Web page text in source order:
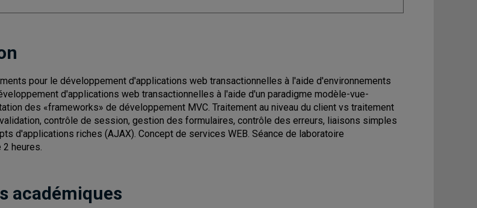
pour le développement d'applications web transactionnelles à l'aide d'environnements
d'applications web transactionnelles à l'aide d'un paradigme modèle-vue-
des «frameworks» de développement MVC. Traitement au niveau du client vs traitement
contrôle de session, gestion des formulaires, contrôle des erreurs, liaisons simples
d'applications riches (AJAX). Concept de services WEB. Séance de laboratoire
heures.
académiques